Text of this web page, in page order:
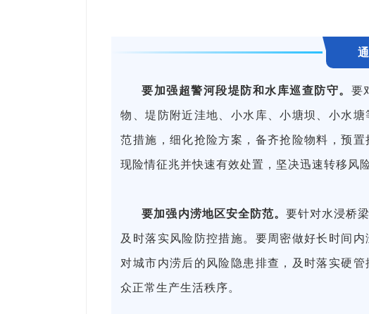
要加强超警河段堤防和水库巡查防守。 要
物、堤防附近洼地、小水库、小塘坝、小水
范措施，细化抢险方案，备齐抢险物料，预
现险情征兆并快速有效处置，坚决迅速转移风
要加强内涝地区安全防范。要针对水浸桥
及时落实风险防控措施。要周密做好长时间
对城市内涝后的风险隐患排查，及时落实硬
众正常生产生活秩序。